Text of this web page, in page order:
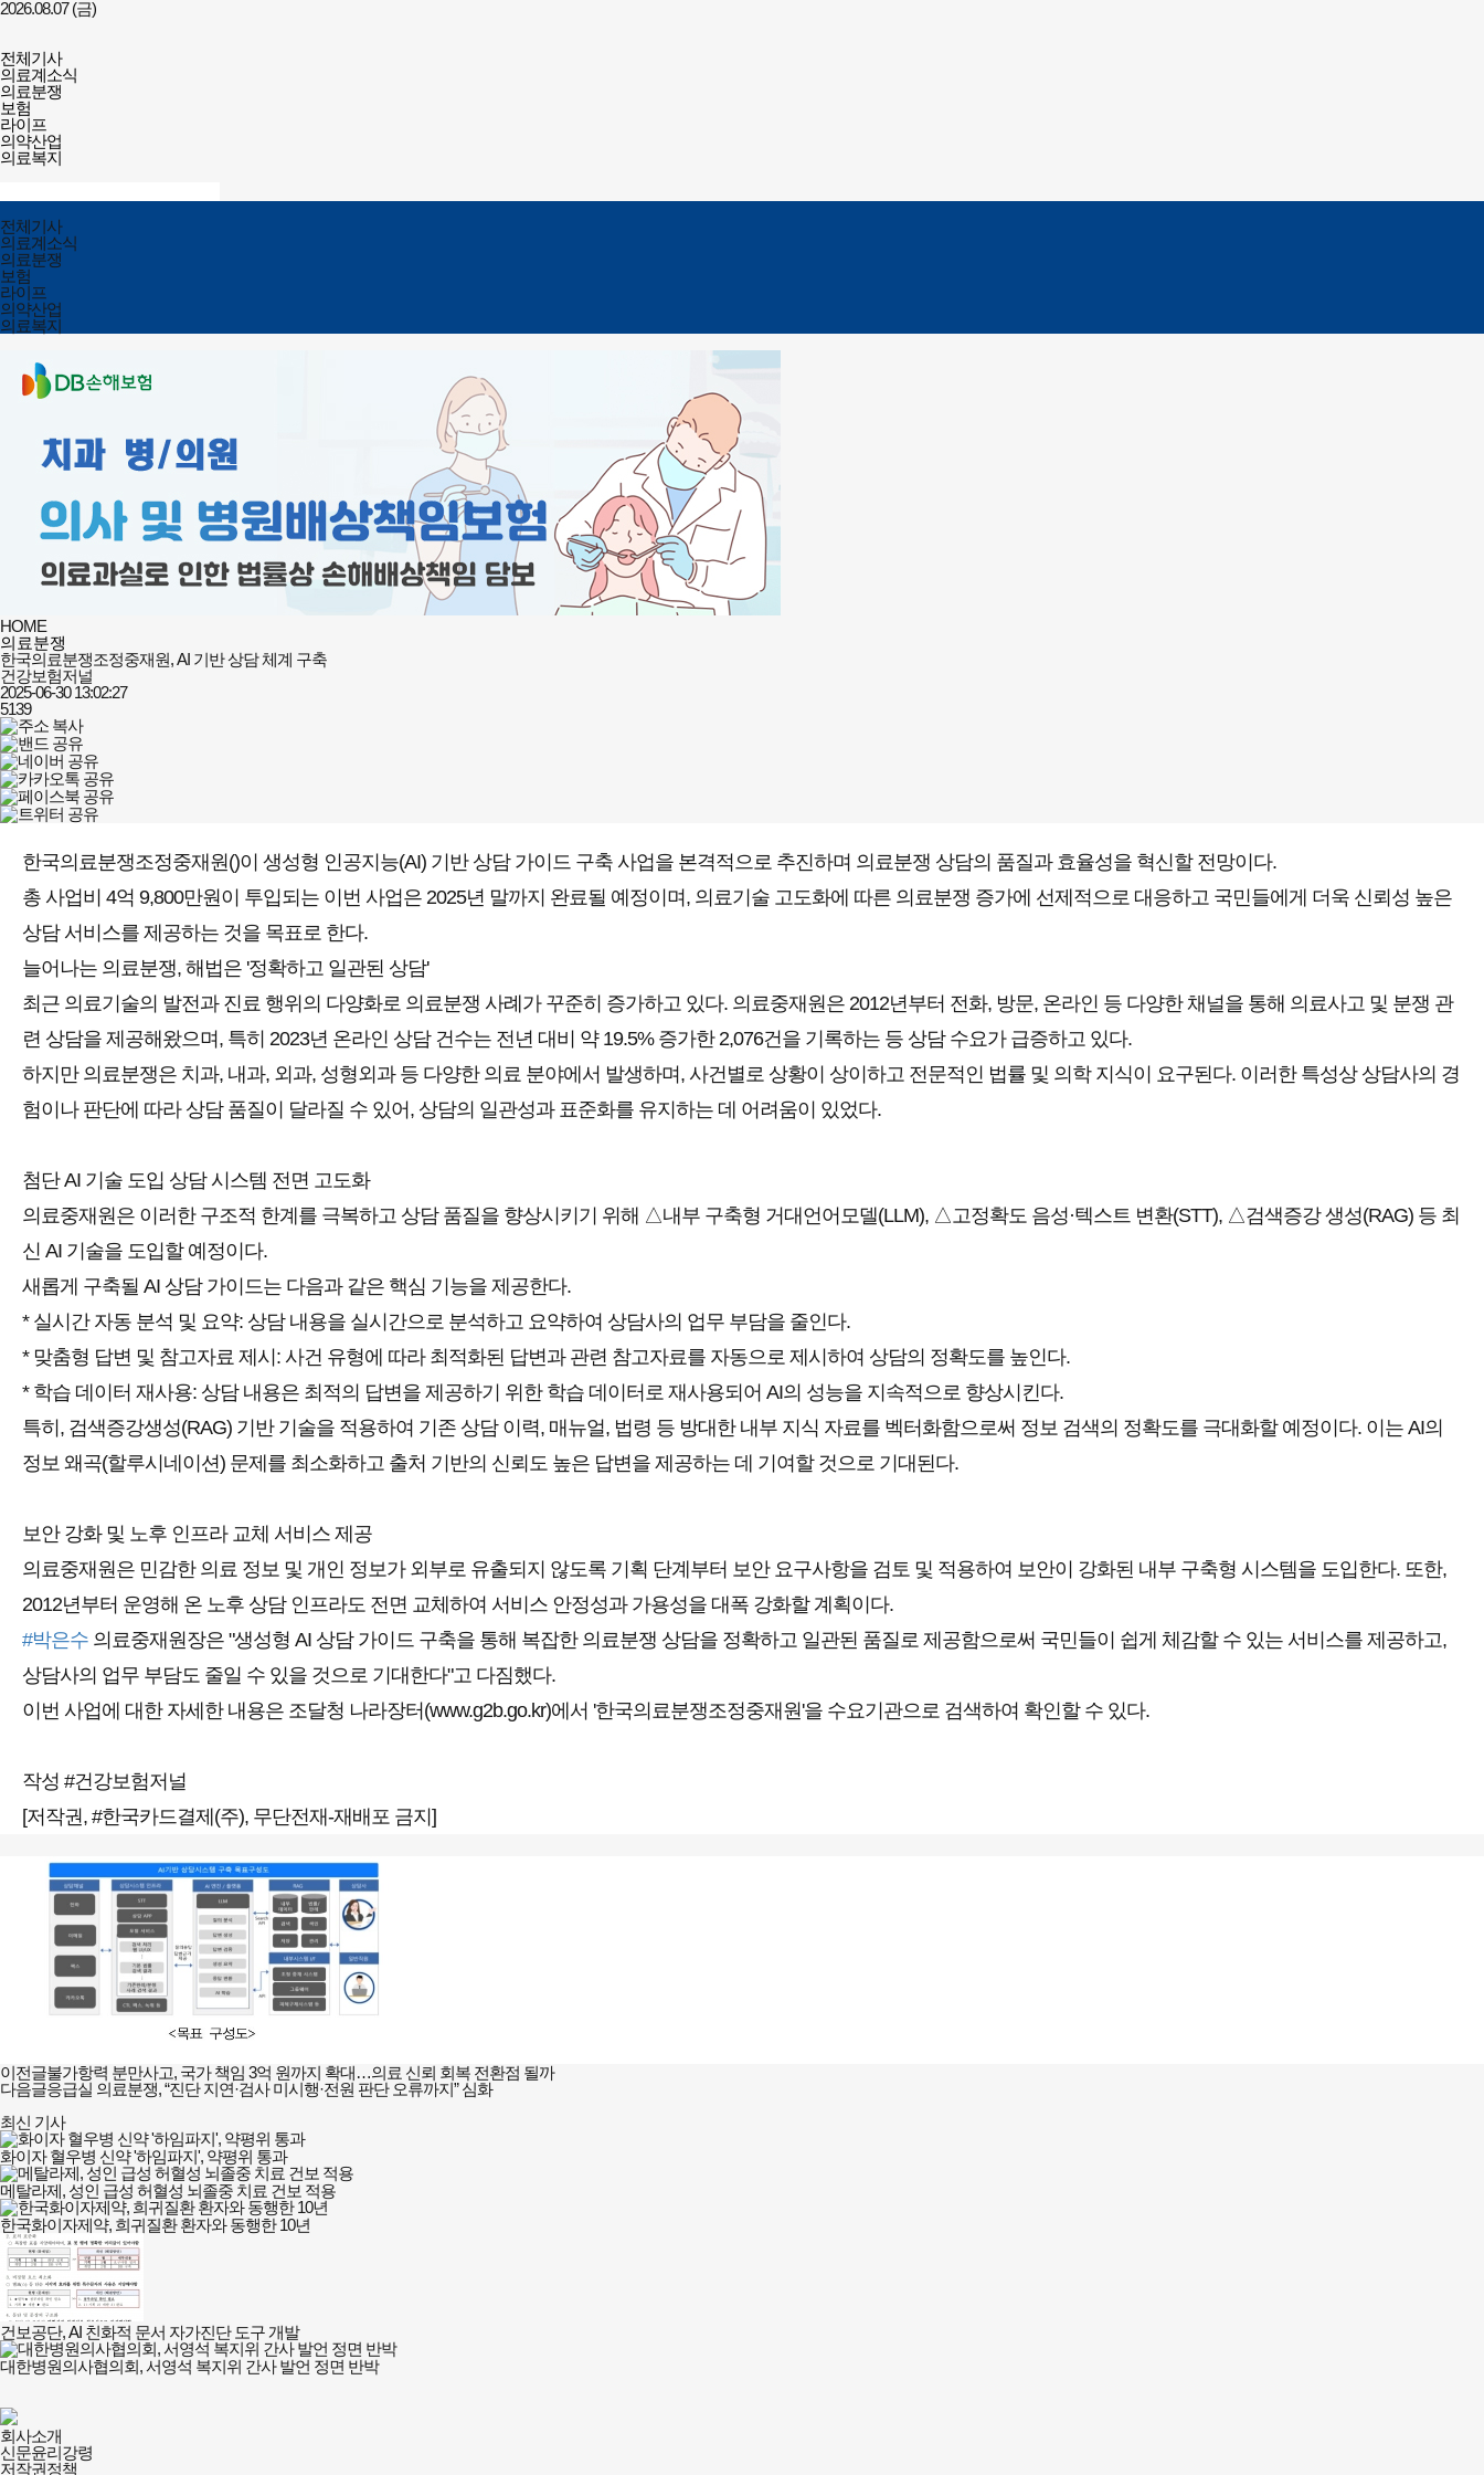
2026.08.07 (금)
필수의료배상보험
전체메뉴
열기/
닫기
전체기사
의료계소식
의료분쟁
보험
라이프
의약산업
의료복지
열기/
닫기
검색
전체메뉴
닫기
전체기사
의료계소식
의료분쟁
보험
라이프
의약산업
의료복지
HOME
의료분쟁
한국의료분쟁조정중재원, AI 기반 상담 체계 구축 ​
건강보험저널
2025-06-30 13:02:27
5139
한국의료분쟁조정중재원()이 생성형 인공지능(AI) 기반 상담 가이드 구축 사업을 본격적으로 추진하며 의료분쟁 상담의 품질과 효율성을 혁신할 전망이다.
총 사업비 4억 9,800만원이 투입되는 이번 사업은 2025년 말까지 완료될 예정이며, 의료기술 고도화에 따른 의료분쟁 증가에 선제적으로 대응하고 국민들에게 더욱 신뢰성 높은
상담 서비스를 제공하는 것을 목표로 한다.
늘어나는 의료분쟁, 해법은 '정확하고 일관된 상담'
최근 의료기술의 발전과 진료 행위의 다양화로 의료분쟁 사례가 꾸준히 증가하고 있다. 의료중재원은 2012년부터 전화, 방문, 온라인 등 다양한 채널을 통해 의료사고 및 분쟁 관
련 상담을 제공해왔으며, 특히 2023년 온라인 상담 건수는 전년 대비 약 19.5% 증가한 2,076건을 기록하는 등 상담 수요가 급증하고 있다.
하지만 의료분쟁은 치과, 내과, 외과, 성형외과 등 다양한 의료 분야에서 발생하며, 사건별로 상황이 상이하고 전문적인 법률 및 의학 지식이 요구된다. 이러한 특성상 상담사의 경
험이나 판단에 따라 상담 품질이 달라질 수 있어, 상담의 일관성과 표준화를 유지하는 데 어려움이 있었다.
첨단 AI 기술 도입 상담 시스템 전면 고도화
의료중재원은 이러한 구조적 한계를 극복하고 상담 품질을 향상시키기 위해 △내부 구축형 거대언어모델(LLM), △고정확도 음성·텍스트 변환(STT), △검색증강 생성(RAG) 등 최
신 AI 기술을 도입할 예정이다.
새롭게 구축될 AI 상담 가이드는 다음과 같은 핵심 기능을 제공한다.
* 실시간 자동 분석 및 요약: 상담 내용을 실시간으로 분석하고 요약하여 상담사의 업무 부담을 줄인다.
* 맞춤형 답변 및 참고자료 제시: 사건 유형에 따라 최적화된 답변과 관련 참고자료를 자동으로 제시하여 상담의 정확도를 높인다.
* 학습 데이터 재사용: 상담 내용은 최적의 답변을 제공하기 위한 학습 데이터로 재사용되어 AI의 성능을 지속적으로 향상시킨다.
특히, 검색증강생성(RAG) 기반 기술을 적용하여 기존 상담 이력, 매뉴얼, 법령 등 방대한 내부 지식 자료를 벡터화함으로써 정보 검색의 정확도를 극대화할 예정이다. 이는 AI의
정보 왜곡(할루시네이션) 문제를 최소화하고 출처 기반의 신뢰도 높은 답변을 제공하는 데 기여할 것으로 기대된다.
보안 강화 및 노후 인프라 교체 서비스 제공
의료중재원은 민감한 의료 정보 및 개인 정보가 외부로 유출되지 않도록 기획 단계부터 보안 요구사항을 검토 및 적용하여 보안이 강화된 내부 구축형 시스템을 도입한다. 또한,
2012년부터 운영해 온 노후 상담 인프라도 전면 교체하여 서비스 안정성과 가용성을 대폭 강화할 계획이다.
#박은수 의료중재원장은 "생성형 AI 상담 가이드 구축을 통해 복잡한 의료분쟁 상담을 정확하고 일관된 품질로 제공함으로써 국민들이 쉽게 체감할 수 있는 서비스를 제공하고,
상담사의 업무 부담도 줄일 수 있을 것으로 기대한다"고 다짐했다.
이번 사업에 대한 자세한 내용은 조달청 나라장터(www.g2b.go.kr)에서 '한국의료분쟁조정중재원'을 수요기관으로 검색하여 확인할 수 있다.
작성 #건강보험저널
[저작권, #한국카드결제(주), 무단전재-재배포 금지]
이전글불가항력 분만사고, 국가 책임 3억 원까지 확대…의료 신뢰 회복 전환점 될까
다음글응급실 의료분쟁, “진단 지연·검사 미시행·전원 판단 오류까지” 심화
최신 기사
화이자 혈우병 신약 '하임파지', 약평위 통과
메탈라제, 성인 급성 허혈성 뇌졸중 치료 건보 적용
한국화이자제약, 희귀질환 환자와 동행한 10년
건보공단, AI 친화적 문서 자가진단 도구 개발
대한병원의사협의회, 서영석 복지위 간사 발언 정면 반박
건강보험저널-
필수의료배상보험
회사소개
회사소개
신문윤리강령
저작권정책